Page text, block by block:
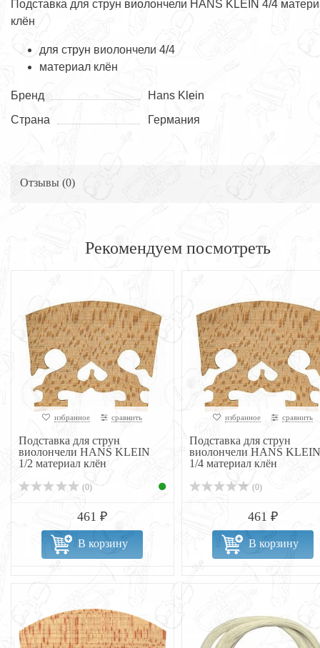
Подставка для струн виолончели HANS KLEIN 4/4
клён
для струн виолончели 4/4
материал клён
Бренд
Hans Klein
Страна
Германия
Отзывы (0)
Рекомендуем посмотреть
избранное сравнить
Подставка для струн
виолончели HANS KLEIN
1/2 материал клён
(0)
461 ₽
В корзину
избранное сравнить
Подставка для струн
виолончели HANS KLEIN
1/4 материал клён
(0)
461 ₽
В корзину